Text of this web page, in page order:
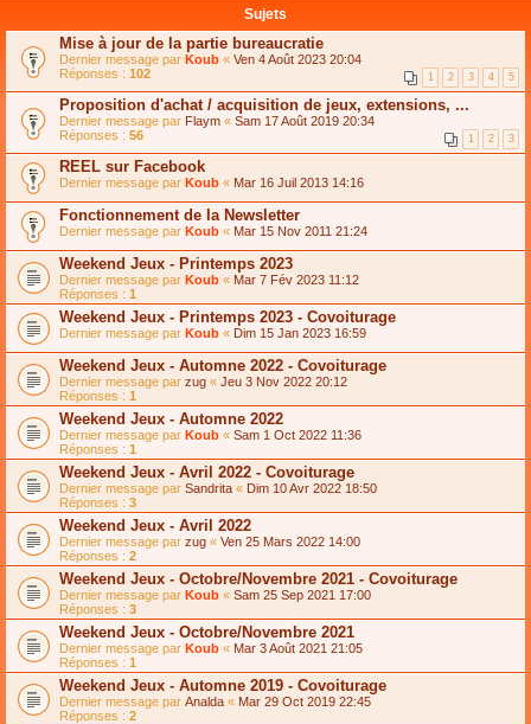
Sujets
Mise à jour de la partie bureaucratie
Dernier message par Koub « Ven 4 Août 2023 20:04
Réponses : 102 1 2 3 4 5
Proposition d'achat / acquisition de jeux, extensions, ...
Dernier message par Flaym « Sam 17 Août 2019 20:34
Réponses : 56 1 2 3
REEL sur Facebook
Dernier message par Koub « Mar 16 Juil 2013 14:16
Fonctionnement de la Newsletter
Dernier message par Koub « Mar 15 Nov 2011 21:24
Weekend Jeux - Printemps 2023
Dernier message par Koub « Mar 7 Fév 2023 11:12
Réponses : 1
Weekend Jeux - Printemps 2023 - Covoiturage
Dernier message par Koub « Dim 15 Jan 2023 16:59
Weekend Jeux - Automne 2022 - Covoiturage
Dernier message par zug « Jeu 3 Nov 2022 20:12
Réponses : 1
Weekend Jeux - Automne 2022
Dernier message par Koub « Sam 1 Oct 2022 11:36
Réponses : 1
Weekend Jeux - Avril 2022 - Covoiturage
Dernier message par Sandrita « Dim 10 Avr 2022 18:50
Réponses : 3
Weekend Jeux - Avril 2022
Dernier message par zug « Ven 25 Mars 2022 14:00
Réponses : 2
Weekend Jeux - Octobre/Novembre 2021 - Covoiturage
Dernier message par Koub « Sam 25 Sep 2021 17:00
Réponses : 3
Weekend Jeux - Octobre/Novembre 2021
Dernier message par Koub « Mar 3 Août 2021 21:05
Réponses : 1
Weekend Jeux - Automne 2019 - Covoiturage
Dernier message par Analda « Mar 29 Oct 2019 22:45
Réponses : 2